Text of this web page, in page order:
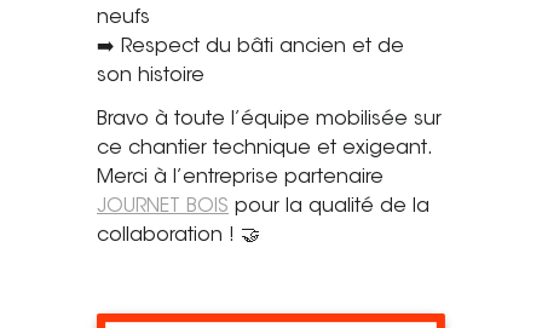
Architecte
Demander un devis
Tel. 04 82 29 21 82
Contact
neufs
➡️ Respect du bâti ancien et de
son histoire
Bravo à toute l’équipe mobilisée sur
ce chantier technique et exigeant.
Merci à l’entreprise partenaire
JOURNET BOIS pour la qualité de la
collaboration ! 🤝